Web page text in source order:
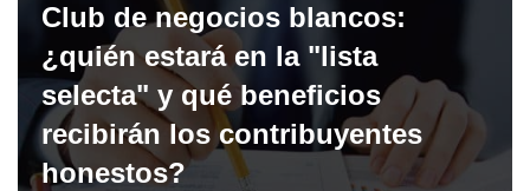
Club de negocios blancos:
¿quién estará en la "lista
selecta" y qué beneficios
recibirán los contribuyentes
honestos?